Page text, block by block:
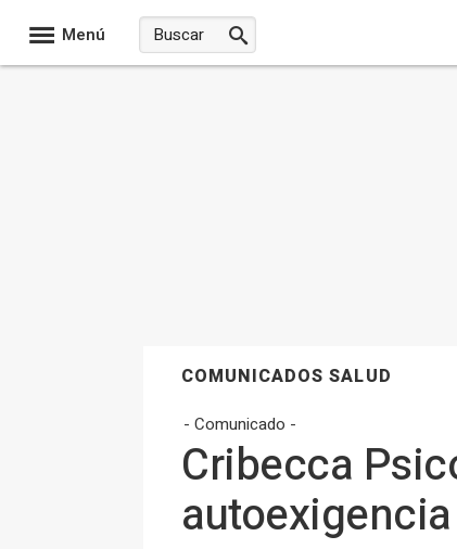
Menú
COMUNICADOS SALUD
- Comunicado -
Cribecca